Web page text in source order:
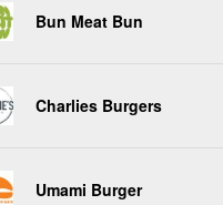
Bun Meat Bun
Charlies Burgers
Umami Burger